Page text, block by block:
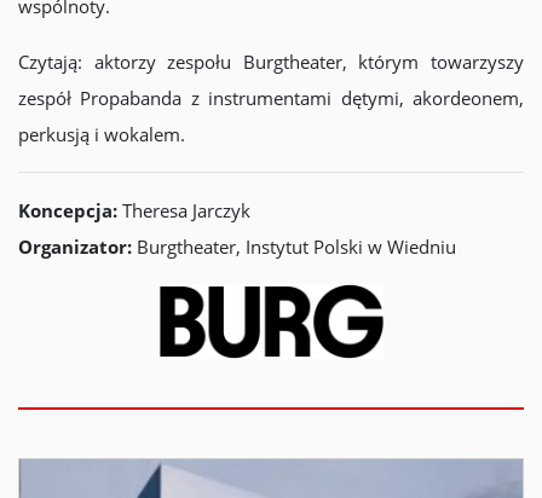
wspólnoty.
Czytają: aktorzy zespołu Burgtheater, którym towarzyszy
zespół Propabanda z instrumentami dętymi, akordeonem,
perkusją i wokalem.
Koncepcja: Theresa Jarczyk
Organizator: Burgtheater, Instytut Polski w Wiedniu